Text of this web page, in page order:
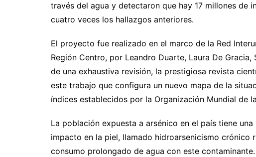
través del agua y detectaron que hay 17 millones de
cuatro veces los hallazgos anteriores.
El proyecto fue realizado en el marco de la Red
Región Centro, por Leandro Duarte, Laura De
de una exhaustiva revisión, la prestigiosa revista
este trabajo que configura un nuevo mapa de la
índices establecidos por la Organización Mundial de
La población expuesta a arsénico en el país tiene
impacto en la piel, llamado hidroarsenicismo crónico
consumo prolongado de agua con este